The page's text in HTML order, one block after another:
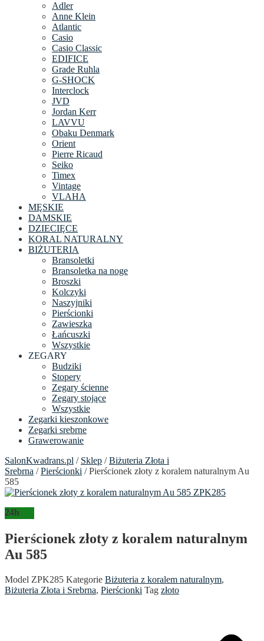
Adler
Anne Klein
Atlantic
Casio
Casio Classic
EDIFICE
Grade Ruhla
G-SHOCK
Interclock
JVD
Jordan Kerr
LAVVU
Obaku Denmark
Orient
Pierre Ricaud
Seiko
Timex
Vintage
VLAHA
MĘSKIE
DAMSKIE
DZIECIĘCE
KORAL NATURALNY
BIŻUTERIA
Bransoletki
Bransoletka na noge
Broszki
Kolczyki
Naszyjniki
Pierścionki
Zawieszka
Łańcuszki
Wszystkie
ZEGARY
Budziki
Stopery
Zegary ścienne
Zegary stojące
Wszystkie
Zegarki kieszonkowe
Zegarki srebrne
Grawerowanie
SalonKwadrans.pl / Sklep /Biżuteria Złota i
Srebrna /Pierścionki / Pierścionek złoty z koralem naturalnym Au
585
24h
Pierścionek złoty z koralem naturalnym
Au 585
Model ZPK285 Kategorie Biżuteria z koralem naturalnym,
Biżuteria Złota i Srebrna, Pierścionki Tag złoto